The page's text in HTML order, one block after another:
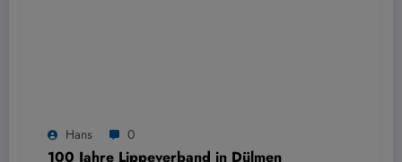
Hans 0
100 Jahre Lippeverband in Dülmen